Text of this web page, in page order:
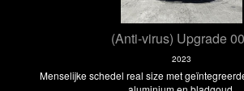
(Anti-virus) Upgrade
2023
Menselijke schedel real size met